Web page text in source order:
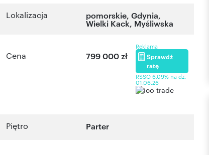
Lokalizacja pomorskie,Gdynia,
Wielki Kack, Myśliwska
Cena 799 000 zł
Reklama
Sprawdź
ratę
RSSO 6,09% na dz.
01.06.26
Piętro Parter